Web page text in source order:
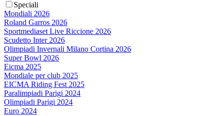
Speciali
Mondiali 2026
Roland Garros 2026
Sportmediaset Live Riccione 2026
Scudetto Inter 2026
Olimpiadi Invernali Milano Cortina 2026
Super Bowl 2026
Eicma 2025
Mondiale per club 2025
EICMA Riding Fest 2025
Paralimpiadi Parigi 2024
Olimpiadi Parigi 2024
Euro 2024